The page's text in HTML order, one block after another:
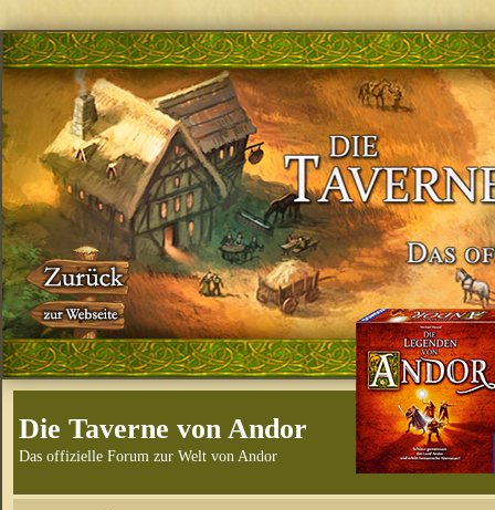
Die Taverne von Andor
Das offizielle Forum zur Welt von Andor